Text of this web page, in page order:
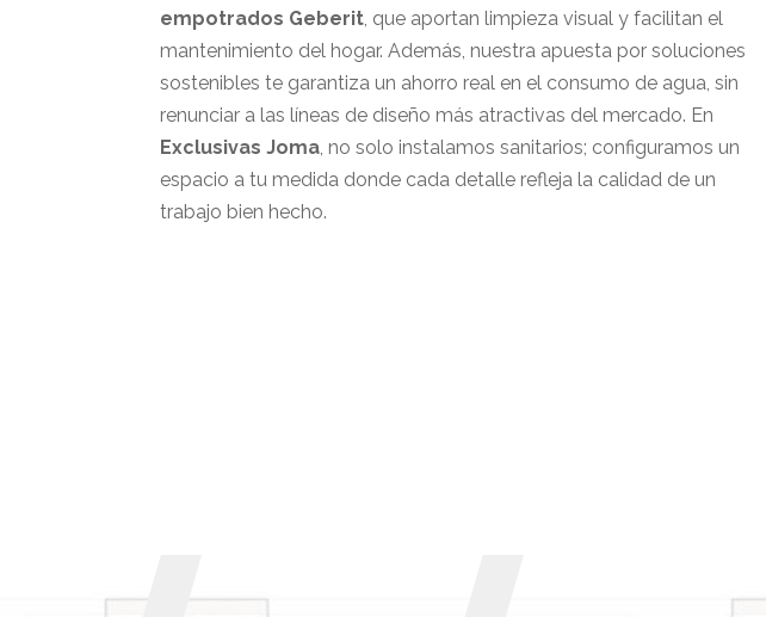
empotrados Geberit, que aportan limpieza visual y facilitan el
mantenimiento del hogar. Además, nuestra apuesta por soluciones
sostenibles te garantiza un ahorro real en el consumo de agua, sin
renunciar a las líneas de diseño más atractivas del mercado. En
Exclusivas Joma, no solo instalamos sanitarios; configuramos un
espacio a tu medida donde cada detalle refleja la calidad de un
trabajo bien hecho.